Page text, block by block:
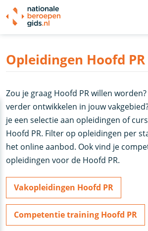
Opleidingen Hoofd PR
Zou je graag Hoofd PR willen
verder ontwikkelen in jouw
je een selectie aan opleidingen of
Hoofd PR. Filter op opleidingen per
het online aanbod. Ook vind je
opleidingen voor de Hoofd PR.
Vakopleidingen Hoofd PR
Competentie training Hoofd PR